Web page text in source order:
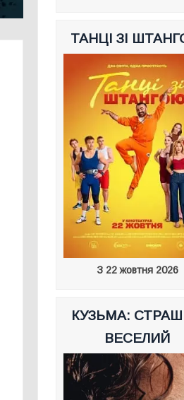
ТАНЦІ ЗІ
З 22 жовтня 2026
КУЗЬМА:
ВЕСЕЛИЙ